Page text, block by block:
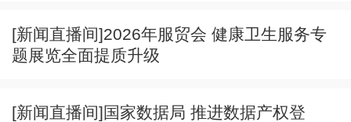
[新闻直播间]2026年服贸会 健康卫生服务专
题展览全面提质升级
[新闻直播间]国家数据局 推进数据产权登